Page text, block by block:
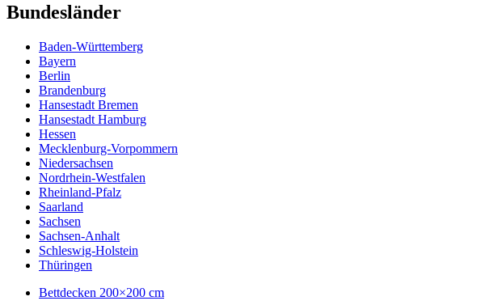
Bundesländer
Baden-Württemberg
Bayern
Berlin
Brandenburg
Hansestadt Bremen
Hansestadt Hamburg
Hessen
Mecklenburg-Vorpommern
Niedersachsen
Nordrhein-Westfalen
Rheinland-Pfalz
Saarland
Sachsen
Sachsen-Anhalt
Schleswig-Holstein
Thüringen
Bettdecken 200×200 cm